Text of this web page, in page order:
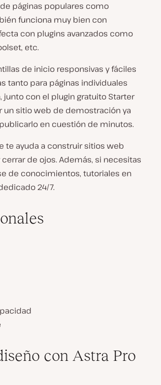
páginas populares como
funciona muy bien con
con plugins avanzados como
etc.
de inicio responsivas y fáciles
tanto para páginas individuales
con el plugin gratuito Starter
un sitio web de demostración ya
en cuestión de minutos.
te ayuda a construir sitios web
de ojos. Además, si necesitas
de conocimientos, tutoriales en
24/7.
con Astra Pro